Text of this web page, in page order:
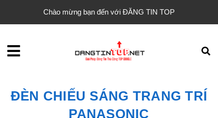
Chào mừng bạn đến với ĐĂNG TIN TOP
ĐÈN CHIẾU SÁNG TRANG TRÍ
PANASONIC